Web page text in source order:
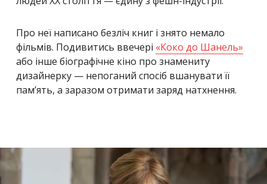
Про неї написано безліч книг і знято немало
фільмів. Подивитись ввечері «Коко до Шанель»
або інше біографічне кіно про знамениту
дизайнерку — непоганий спосіб вшанувати її
пам’ять, а заразом отримати заряд натхнення.